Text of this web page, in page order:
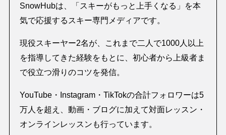
SnowHubは、「スキーがもっと上手くなる」を本
気で応援するスキー専門メディアです。
現役スキーヤー2名が、これまで二人で1000人以上
を指導してきた経験をもとに、初心者から上級者ま
で役立つ滑りのコツを発信。
YouTube・Instagram・TikTokの合計フォロワーは5
万人を超え、動画・ブログに加えて対面レッスン・
オンラインレッスンも行っています。